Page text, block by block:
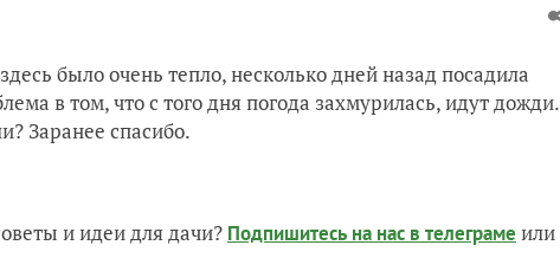
было очень тепло, несколько дней назад посадила
в том, что с того дня погода захмурилась, идут дожди.
Заранее спасибо.
и идеи для дачи? Подпишитесь на нас в телеграме или